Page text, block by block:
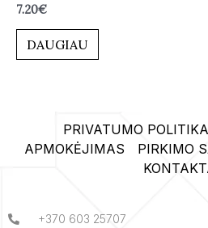
Įvertinimas:
5.00
iš 5
7.20€
DAUGIAU
PRIVATUMO POLITIKA
APMOKĖJIMAS
PIRKIMO
+370 603 25707